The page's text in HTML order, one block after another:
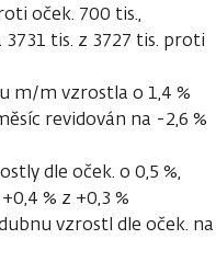
oček. 700 tis.,
tis. z 3727 tis. proti
m/m vzrostla o 1,4 %
revidován na -2,6 %
dle oček. o 0,5 %,
% z +0,3 %
vzrostl dle oček. na